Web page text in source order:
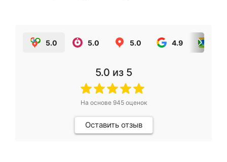
5.0 5.0 5.0 4.9
5.0 из 5
На основе 945оценок
Оставить отзыв